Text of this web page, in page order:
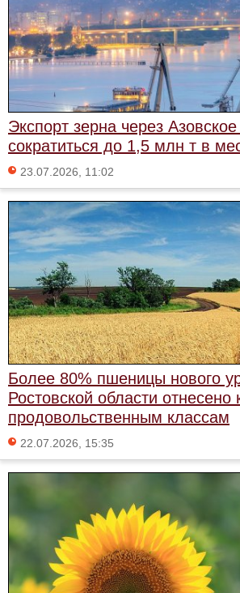
Экспорт зерна через
сократиться до 1,5 млн т в
23.07.2026, 11:02
Более 80% пшеницы нового
Ростовской области отнесено
продовольственным классам
22.07.2026, 15:35